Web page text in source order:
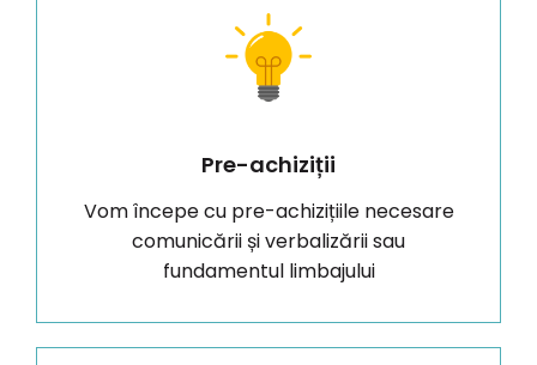
Pre-achiziții
Vom începe cu pre-achizițiile necesare
comunicării și verbalizării sau
fundamentul limbajului